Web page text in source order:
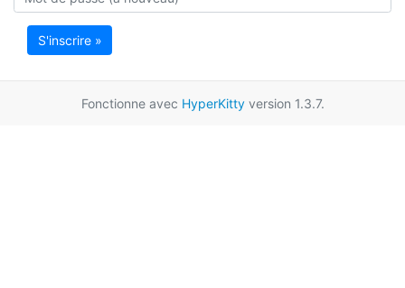
S'inscrire »
Fonctionne avec HyperKittyversion 1.3.7.